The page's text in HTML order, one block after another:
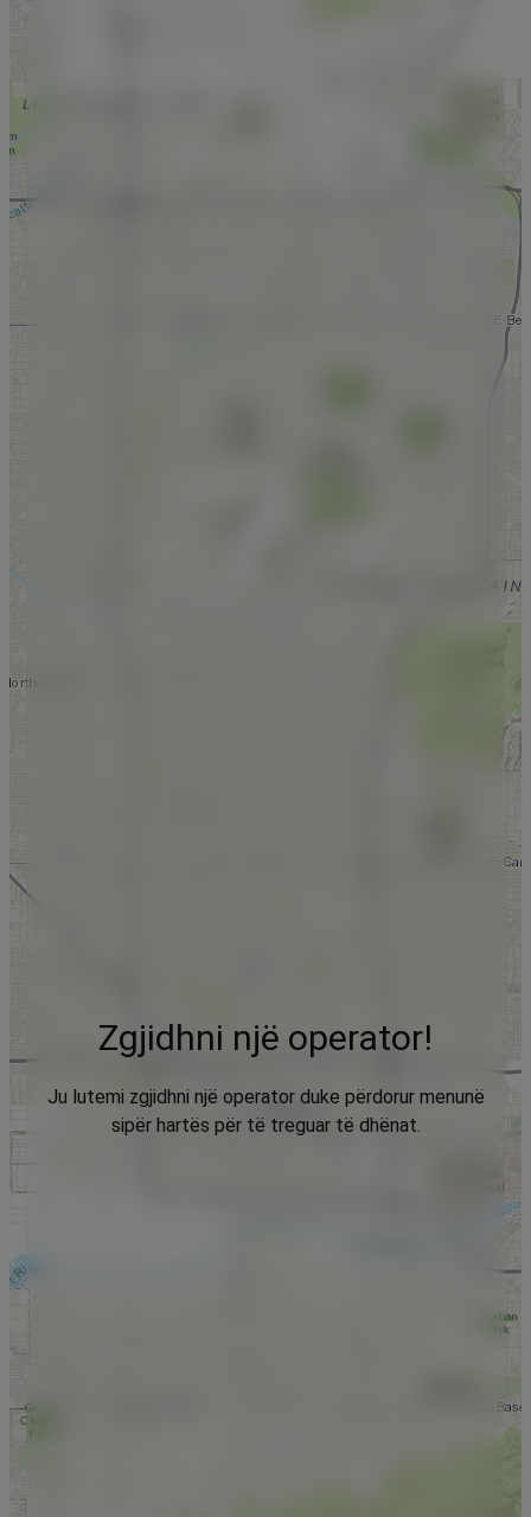
Zgjidhni një operator!
Ju lutemi zgjidhni një operator duke përdorur menunë
sipër hartës për të treguar të dhënat.